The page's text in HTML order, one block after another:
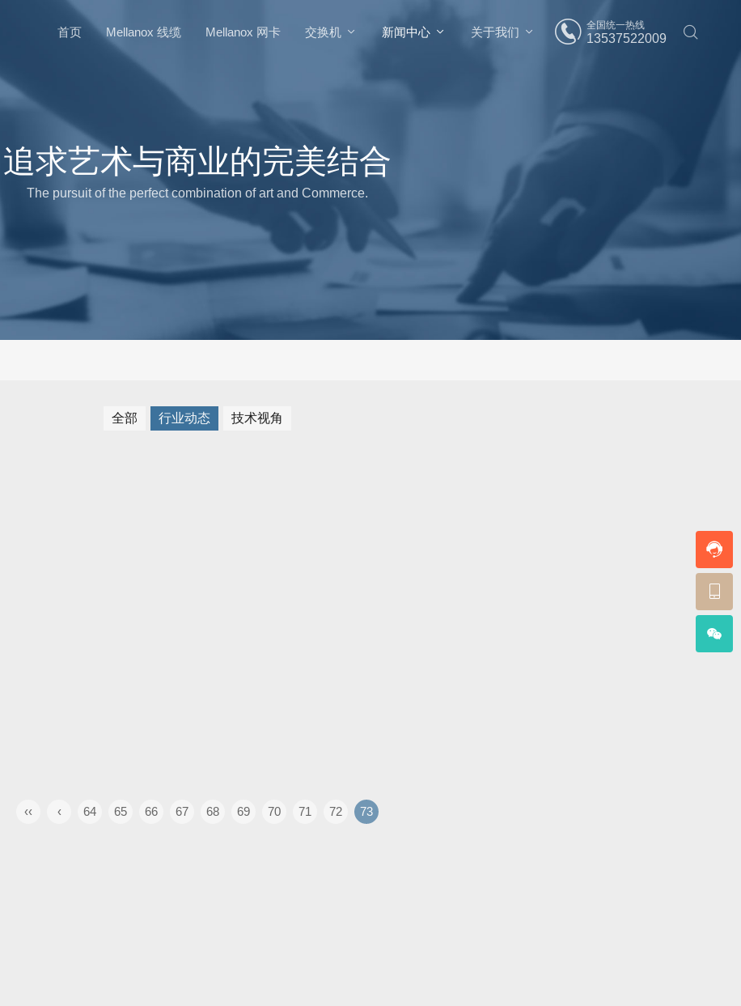
首页 Mellanox 线缆 Mellanox 网卡 交换机 新闻中心 关于我们
全国统一热线
13537522009
追求艺术与商业的完美结合
The pursuit of the perfect combination of art and Commerce.
全部 行业动态 技术视角
‹‹ ‹ 64 65 66 67 68 69 70 71 72 73